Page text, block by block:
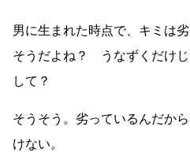
男に生まれた時点で、キミは
そうだよね？ うなずくだけ
して？
そうそう。劣っているんだか
けない。